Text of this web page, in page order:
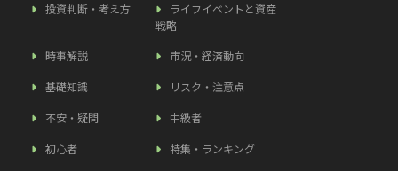
投資判断・考え方
ライフイベントと資産
戦略
時事解説
市況・経済動向
基礎知識 リスク・注意点
不安・疑問 中級者
初心者 特集・ランキング